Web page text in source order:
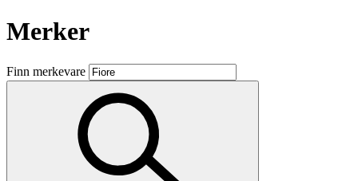
Butikker
Mat og drikke
Aktiviteter
Merker
Finn merkevare